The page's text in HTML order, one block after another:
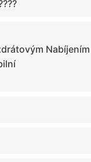
Nabíjením